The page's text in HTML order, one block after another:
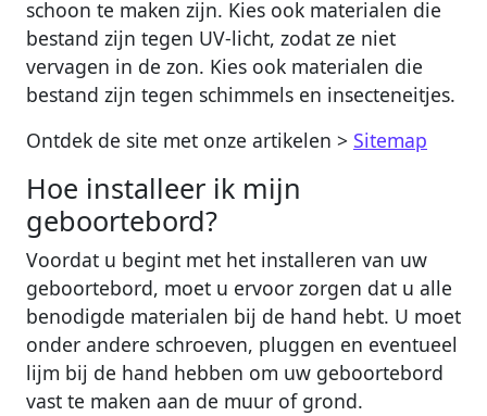
schoon te maken zijn. Kies ook materialen die
bestand zijn tegen UV-licht, zodat ze niet
vervagen in de zon. Kies ook materialen die
bestand zijn tegen schimmels en insecteneitjes.
Ontdek de site met onze artikelen > Sitemap
Hoe installeer ik mijn
geboortebord?
Voordat u begint met het installeren van uw
geboortebord, moet u ervoor zorgen dat u alle
benodigde materialen bij de hand hebt. U moet
onder andere schroeven, pluggen en eventueel
lijm bij de hand hebben om uw geboortebord
vast te maken aan de muur of grond.